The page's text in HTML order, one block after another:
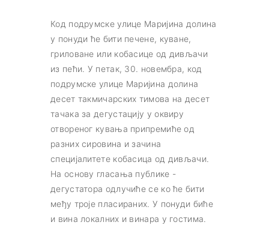
Код подрумске улице Маријина долина
у понуди ће бити печене, куване,
гриловане или кобасице од дивљачи
из пећи. У петак, 30. новембра, код
подрумске улице Маријина долина
десет такмичарских тимова на десет
тачака за дегустацију у оквиру
отвореног кувања припремиће од
разних сировина и зачина
специјалитете кобасица од дивљачи.
На основу гласања публике -
дегустатора одлучиће се ко ће бити
међу троје пласираних. У понуди биће
и вина локалних и винара у гостима.